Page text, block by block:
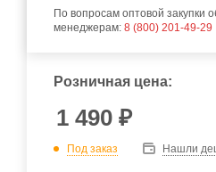
По вопросам оптовой закупки
менеджерам: 8 (800) 201-49-29
Розничная цена:
1 490 ₽
Под заказ Нашли